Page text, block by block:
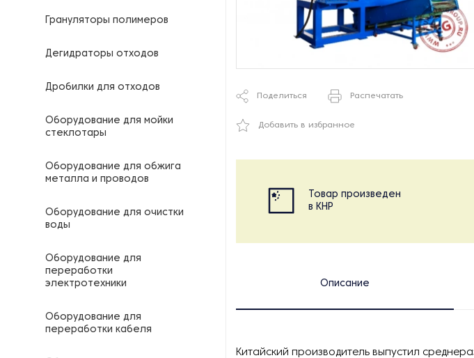
Грануляторы полимеров
Дегидраторы отходов
Дробилки для отходов
Оборудование для мойки
стеклотары
Оборудование для обжига
металла и проводов
Оборудование для очистки
воды
Оборудование для
переработки
электротехники
Оборудование для
переработки кабеля
Поделиться Распечатать
Добавить в избранное
Товар произведен
в КНР
Описание
Китайский производитель выпустил